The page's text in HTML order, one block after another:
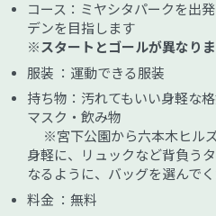
コース：ミヤシタパークを出
デンを目指します
※スタートとゴールが異なりま
服装 ：運動できる服装
持ち物：汚れてもいい身軽な
マスク・飲み物
※宮下公園から六本木ヒル
身軽に、リュックなど背負う
なるように、バッグを選んでく
料金 ：無料